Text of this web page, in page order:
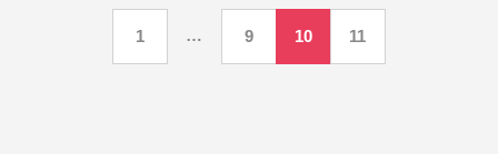
1 … 9 10 11